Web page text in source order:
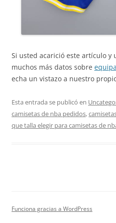
Si usted acarició este artículo
muchos más datos sobre
echa un vistazo a nuestro
Esta entrada se publicó en
camisetas de nba pedidos,
que talla elegir para camisetas de
Funciona gracias a WordPress